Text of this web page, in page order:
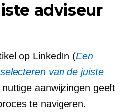
adviseur
op LinkedIn (Een
van de juiste
aanwijzingen geeft
te navigeren.